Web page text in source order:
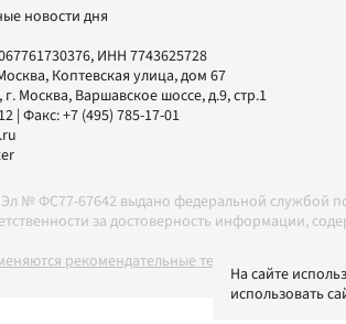
новости дня
ИНН 7743625728
Коптевская улица, дом 67
, г. Москва, Варшавское шоссе, д.9, стр.1
| Факс:+7 (495) 785-17-01
№ ФС77-67642 выдано федеральной службой
за достоверность информации,
рекомендательные технологии в
На сайте
использовать